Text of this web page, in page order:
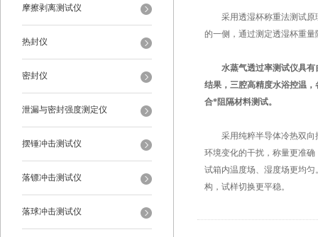
摩擦剥离测试仪
热封仪
密封仪
泄漏与密封强度测定仪
摆锤冲击测试仪
落镖冲击测试仪
落球冲击测试仪
采用透湿杯称重法测试原
的一侧，通过测定透湿杯重
水蒸气透过率测试仪具
结果，三腔高精度水浴控温
合*阻隔材料测试。
采用纯粹半导体冷热双向
环境变化的干扰，称量更准
试箱内温度场、湿度场更均
构，试样切换更平稳。